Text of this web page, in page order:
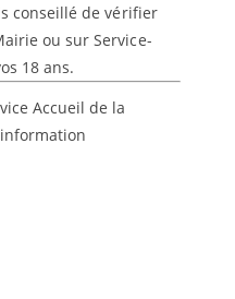
conseillé de vérifier
ou sur Service-
18 ans.
Accueil de la